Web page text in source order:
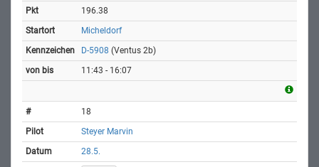
196.38
Micheldorf
D-5908 (Ventus 2b)
11:43 - 16:07
18
Steyer Marvin
28.5.